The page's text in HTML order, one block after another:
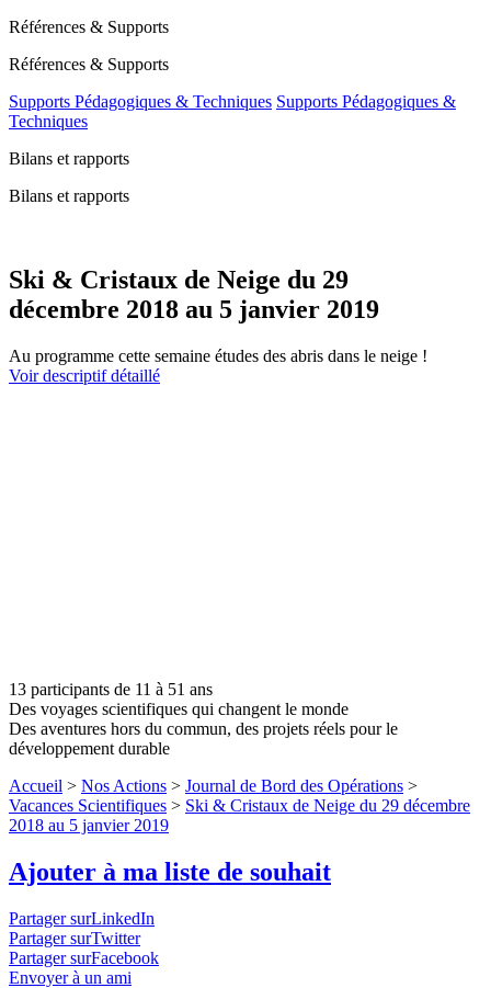
Références & Supports
Références & Supports
Supports Pédagogiques & Techniques Supports Pédagogiques &
Techniques
Bilans et rapports
Bilans et rapports
Ski & Cristaux de Neige du 29
décembre 2018 au 5 janvier 2019
Au programme cette semaine études des abris dans le neige !
Voir descriptif détaillé
13 participants de 11 à 51 ans
Des voyages scientifiques qui changent le monde
Des aventures hors du commun, des projets réels pour le
développement durable
Accueil > Nos Actions > Journal de Bord des Opérations >
Vacances Scientifiques > Ski & Cristaux de Neige du 29 décembre
2018 au 5 janvier 2019
Ajouter à ma liste de souhait
Partager surLinkedIn
Partager surTwitter
Partager surFacebook
Envoyer à un ami